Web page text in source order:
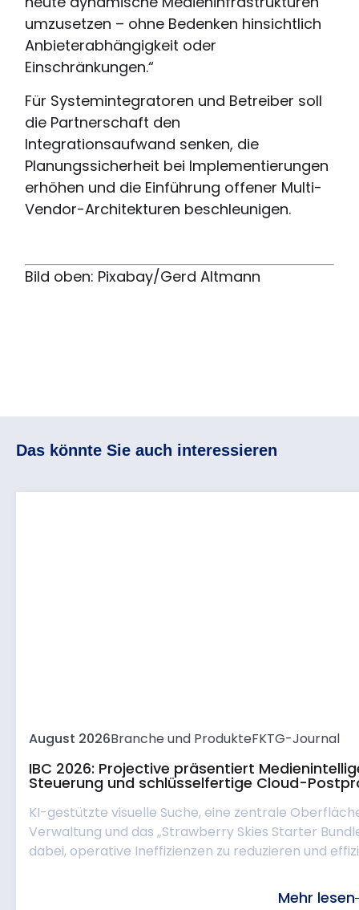
umzusetzen – ohne Bedenken hinsichtlich
Anbieterabhängigkeit oder
Einschränkungen.“
Für Systemintegratoren und Betreiber soll
die Partnerschaft den
Integrationsaufwand senken, die
Planungssicherheit bei Implementierungen
erhöhen und die Einführung offener Multi-
Vendor-Architekturen beschleunigen.
Bild oben: Pixabay/Gerd Altmann
Das könnte Sie auch interessieren
August 2026Branche und ProdukteFKTG-Journal
IBC 2026: Projective präsentiert
Steuerung und schlüsselfertige Cloud-
KI-gestützte visuelle Suche, eine zentrale
Verwaltung und das „Strawberry Skies Starter
dabei, operative Ineffizienzen zu reduzieren und
Mehr lesen